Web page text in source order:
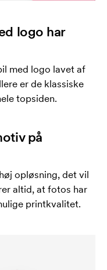
logo har
med logo lavet af
er de klassiske
topsiden.
på
opløsning, det vil
altid, at fotos har
printkvalitet.